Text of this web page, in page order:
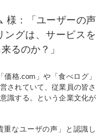
様：「ユーザーの声
ングは、サービスを
るのか？」
格.com」や「食べログ」
されていて、従業員の皆さ
識する。という企業文化が
重なユーザの声」と認識し